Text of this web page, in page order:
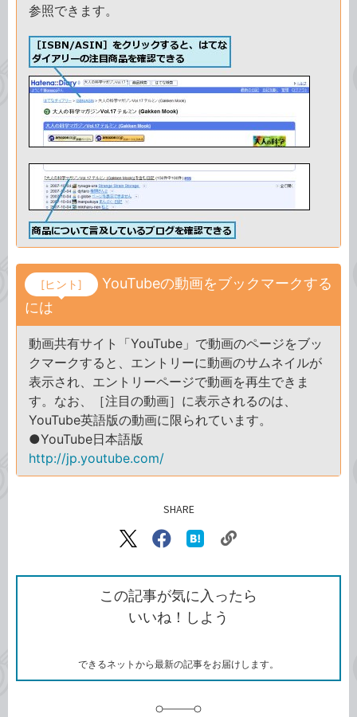
参照できます。
[ヒント]
YouTubeの動画をブックマークする
には
動画共有サイト「YouTube」で動画のページをブッ
クマークすると、エントリーに動画のサムネイルが
表示され、エントリーページで動画を再生できま
す。なお、［注目の動画］に表示されるのは、
YouTube英語版の動画に限られています。
●YouTube日本語版
http://jp.youtube.com/
SHARE
X（旧
で
シ
ェ
ア
Facebook
シ
ェ
ア
な
ブ
ッ
ク
ク
ク
を
コ
この記事が気に入ったら
いいね！しよう
できるネットから最新の記事をお届けします。